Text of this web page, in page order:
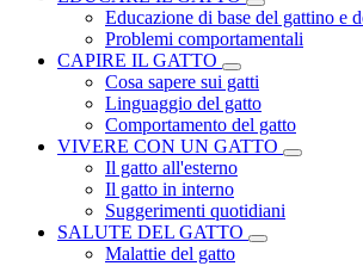
Educazione di base del gattino e
Problemi comportamentali
CAPIRE IL GATTO
Cosa sapere sui gatti
Linguaggio del gatto
Comportamento del gatto
VIVERE CON UN GATTO
Il gatto all'esterno
Il gatto in interno
Suggerimenti quotidiani
SALUTE DEL GATTO
Malattie del gatto